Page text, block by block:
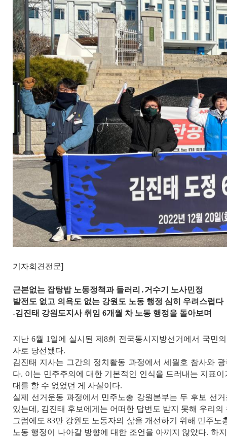
기자회견전문]
근본없는 잡탕밥 노동정책과 들러리 ․거수기 노사민정
발전도 없고 의욕도 없는 강원도 노동 행정 심히 우려스럽다
-김진태 강원도지사 취임 6개월 차 노동 행정을 돌아보며
지난 6월 1 일에 실시된 제 8회 전국동시지방선거에서 국민
사로 당선됐다.
김진태 지사는 그간의 정치활동 과정에서 세월호 참사와
다. 이는 민주주의에 대한 기본적인 인식을 드러내는 지표이
대를 할 수 없었던 게 사실이다.
실제 선거운동 과정에서 민주노총 강원본부는 두 후보 선
있는데 , 김진태 후보에게는 어떠한 답변도 받지 못해 우리
그럼에도83만 강원도 노동자의 삶을 개선하기 위해 민주
노동 행정이 나아갈 방향에 대한 조언을 아끼지 않았다. 하